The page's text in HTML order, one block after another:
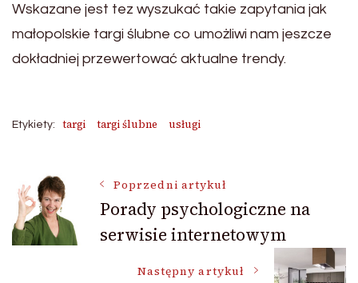
Wskazane jest tez wyszukać takie zapytania jak
małopolskie targi ślubne co umożliwi nam jeszcze
dokładniej przewertować aktualne trendy.
Etykiety: targi targi ślubne usługi
Nawigacja
wpisu
Poprzedni artykuł
Porady psychologiczne na
serwisie internetowym
Następny artykuł